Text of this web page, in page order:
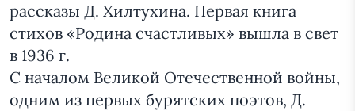
рассказы Д. Хилтухина. Первая книга
стихов «Родина счастливых» вышла в свет
в 1936 г.
С началом Великой Отечественной войны,
одним из первых бурятских поэтов, Д.